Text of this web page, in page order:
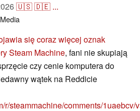
🇺🇸🇩🇪 ...
się coraz więcej oznak
Steam Machine, fani nie skupiają
czy cenie komputera do
wątek na Reddicie
r/steammachine/comments/